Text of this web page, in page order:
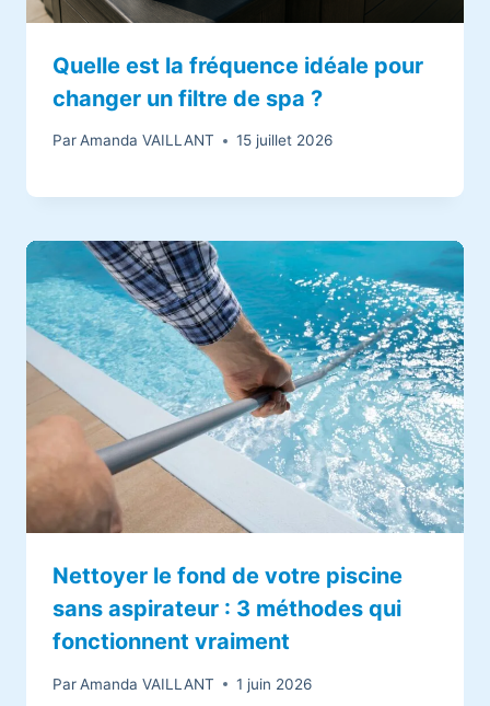
Quelle est la fréquence idéale pour
changer un filtre de spa ?
ParAmanda VAILLANT 15 juillet 2026
Nettoyer le fond de votre piscine
sans aspirateur : 3 méthodes qui
fonctionnent vraiment
Par Amanda VAILLANT 1 juin 2026